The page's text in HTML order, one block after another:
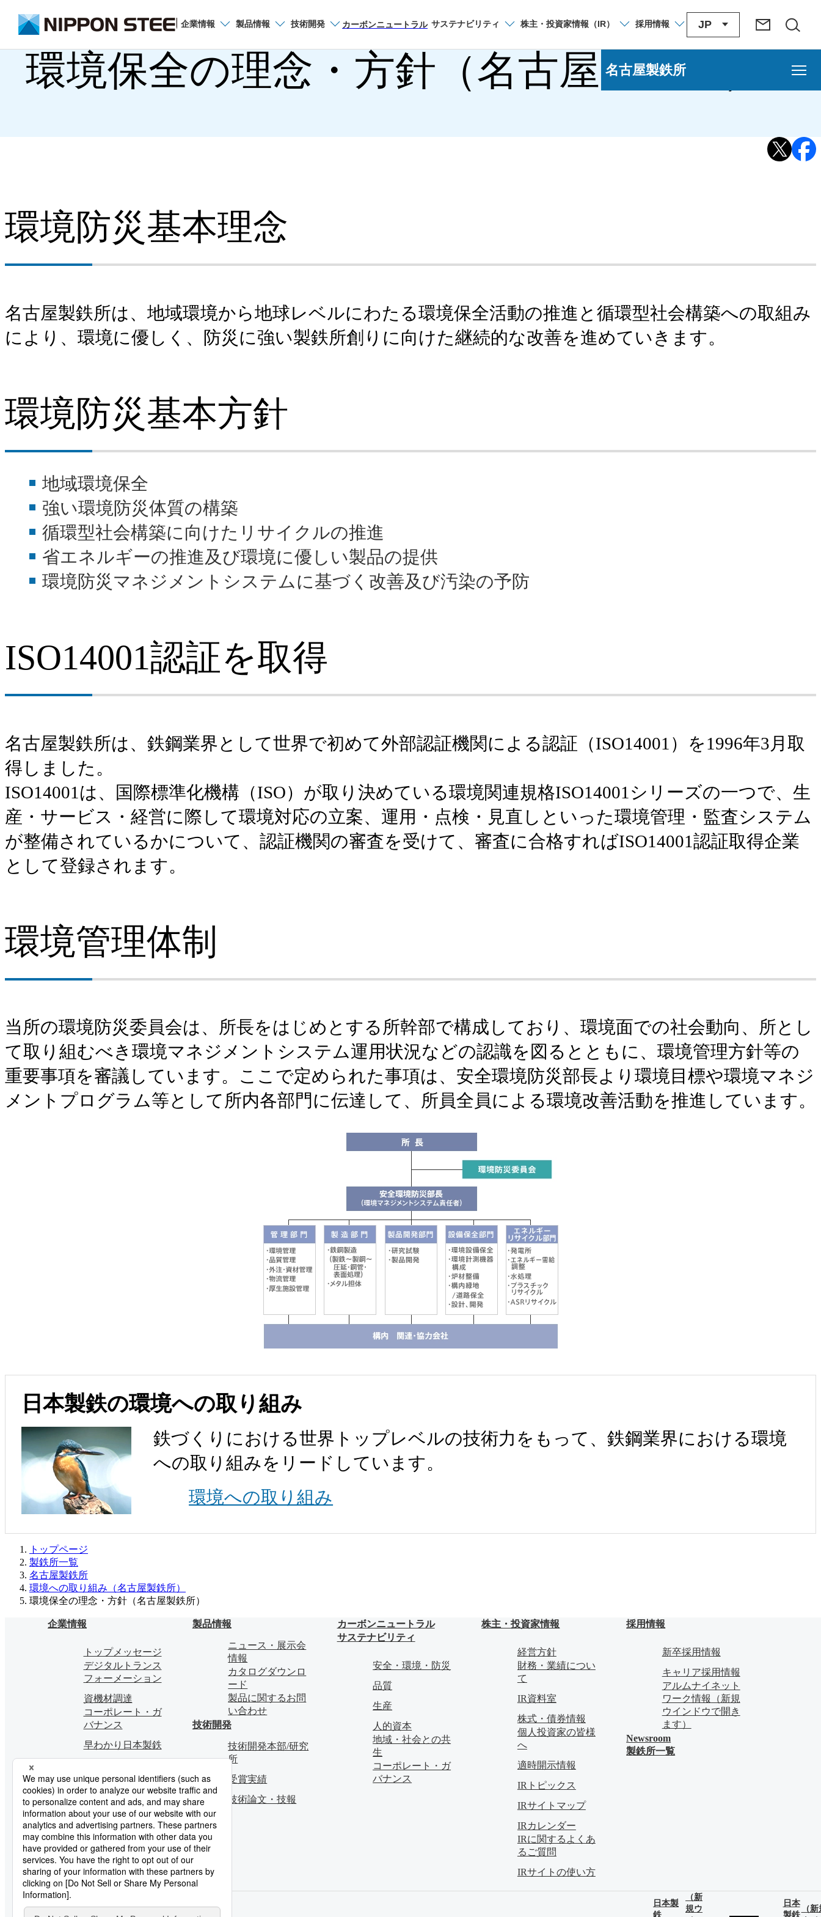
企業情報 製品情報 技術開発 カーボンニュートラル サステナビリティ 株主・投資家情報 （IR） 採用情報 JP
サイト内検索
環境保全の理念・方針（名古屋製鉄所）
環境防災基本理念
名古屋製鉄所は、地域環境から地球レベルにわたる環境保全活動の推進と循環型社会構築への取組み
により、環境に優しく、防災に強い製鉄所創りに向けた継続的な改善を進めていきます。
環境防災基本方針
地域環境保全
強い環境防災体質の構築
循環型社会構築に向けたリサイクルの推進
省エネルギーの推進及び環境に優しい製品の提供
環境防災マネジメントシステムに基づく改善及び汚染の予防
ISO14001認証を取得
名古屋製鉄所は、鉄鋼業界として世界で初めて外部認証機関による認証（ISO14001）を1996年3月取
得しました。
ISO14001は、国際標準化機構（ISO）が取り決めている環境関連規格ISO14001シリーズの一つで、生
産・サービス・経営に際して環境対応の立案、運用・点検・見直しといった環境管理・監査システム
が整備されているかについて、認証機関の審査を受けて、審査に合格すればISO14001認証取得企業
として登録されます。
環境管理体制
当所の環境防災委員会は、所長をはじめとする所幹部で構成しており、環境面での社会動向、所とし
て取り組むべき環境マネジメントシステム運用状況などの認識を図るとともに、環境管理方針等の
重要事項を審議しています。ここで定められた事項は、安全環境防災部長より環境目標や環境マネジ
メントプログラム等として所内各部門に伝達して、所員全員による環境改善活動を推進しています。
日本製鉄の環境への取り組み
鉄づくりにおける世界トップレベルの技術力をもって、鉄鋼業界における環境
への取り組みをリードしています。
環境への取り組み
名古屋製鉄所
名古屋製鉄所案内
名古屋製鉄所
トップページ
製鉄所一覧
名古屋製鉄所
環境への取り組み（名古屋製鉄所）
環境保全の理念・方針（名古屋製鉄所）
企業情報
トップメッセージ
デジタルトランス
フォーメーション
資機材調達
コーポレート・ガ
バナンス
早わかり日本製鉄
製品情報
ニュース・展示会
情報
カタログダウンロ
ード
製品に関するお問
い合わせ
技術開発
技術開発本部/研究
所
受賞実績
技術論文・技報
カーボンニュートラル
サステナビリティ
安全・環境・防災
品質
生産
人的資本
地域・社会との共
生
コーポレート・ガ
バナンス
株主・投資家情報
経営方針
財務・業績につい
て
IR資料室
株式・債券情報
個人投資家の皆様
へ
適時開示情報
IRトピックス
IRサイトマップ
IRカレンダー
IRに関するよくあ
るご質問
IRサイトの使い方
採用情報
新卒採用情報
キャリア採用情報
アルムナイネット
ワーク情報 （新規
ウインドウで開き
ます）
Newsroom
製鉄所一覧
日本製
鉄
（新
規ウ
日本
製鉄
（